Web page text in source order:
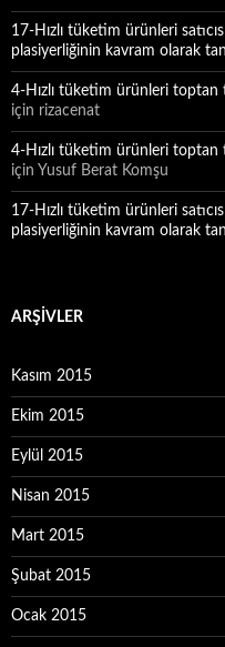
17-Hızlı tüketim ürünleri
plasiyerliğinin kavram olarak
4-Hızlı tüketim ürünleri
için rizacenat
4-Hızlı tüketim ürünleri
için Yusuf Berat Komşu
17-Hızlı tüketim ürünleri
plasiyerliğinin kavram olarak
ARŞIVLER
Kasım 2015
Ekim 2015
Eylül 2015
Nisan 2015
Mart 2015
Şubat 2015
Ocak 2015